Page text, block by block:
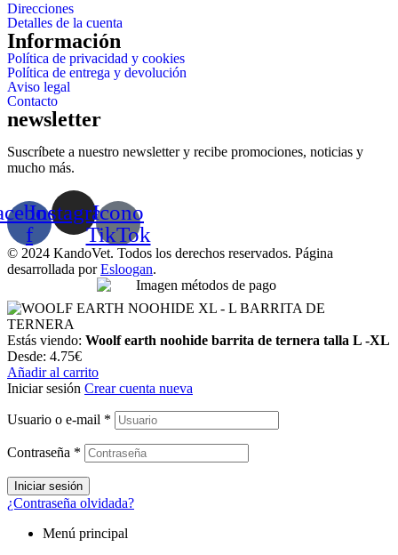
Direcciones
Detalles de la cuenta
Información
Política de privacidad y cookies
Política de entrega y devolución
Aviso legal
Contacto
newsletter
Suscríbete a nuestro newsletter y recibe promociones, noticias y
mucho más.
f
InstagramIcono
TikTok
© 2024 KandoVet. Todos los derechos reservados. Página
desarrollada porEsloogan.
Estás viendo: Woolf earth noohide barrita de ternera talla L -XL
Desde: 4.75€
Añadir al carrito
Iniciar sesión Crear cuenta nueva
Usuario o e-mail *
Contraseña *
Iniciar sesión
¿Contraseña olvidada?
Menú principal